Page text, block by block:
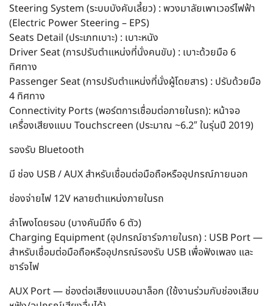
Steering System (ระบบบังคับเลี้ยว) : พวงมาลัยเพาเวอร์ไฟฟ้า
(Electric Power Steering – EPS)
Seats Detail (ประเภทเบาะ) : เบาะหนัง
Driver Seat (การปรับตำแหน่งที่นั่งคนขับ) : เบาะด้วยมือ 6
ทิศทาง
Passenger Seat (การปรับตำแหน่งที่นั่งผู้โดยสาร) : ปรับด้วยมือ
4 ทิศทาง
Connectivity Ports (พอร์ตการเชื่อมต่อภายในรถ): หน้าจอ
เครื่องเสียงแบบ Touchscreen (ประมาณ ~6.2″ ในรุ่นปี 2019)
รองรับ Bluetooth
มี ช่อง USB / AUX สำหรับเชื่อมต่อมือถือหรืออุปกรณ์ภายนอก
ช่องจ่ายไฟ 12V หลายตำแหน่งภายในรถ
ลำโพงโดยรอบ (บางคันมีถึง 6 ตัว)
Charging Equipment (อุปกรณ์ชาร์จภายในรถ) : USB Port —
สำหรับเชื่อมต่อมือถือหรืออุปกรณ์รองรับ USB เพื่อฟังเพลง และ
ชาร์จไฟ
AUX Port — ช่องต่อเสียงแบบอนาล็อก (ใช้งานร่วมกับช่องเสียบ